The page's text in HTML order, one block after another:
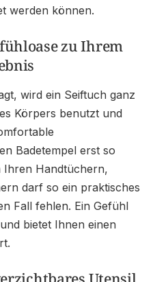
werden können.
zu Ihrem
wird ein Seiftuch ganz
Körpers benutzt und
Badetempel erst so
Ihren Handtüchern,
darf so ein praktisches
Fall fehlen. Ein Gefühl
bietet Ihnen einen